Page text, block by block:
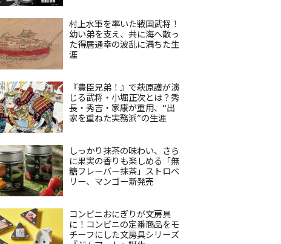
村上水軍を率いた戦国武将！
幼い弟を支え、共に海へ散っ
た得居通幸の波乱に満ちた生
涯
『豊臣兄弟！』で萩原護が演
じる武将・小堀正次とは？秀
長・秀吉・家康が重用、“出
家を重ねた実務派”の生涯
しっかり抹茶の味わい、さら
に果実の香りも楽しめる「無
糖フレーバー抹茶」ストロベ
リー、マンゴー新発売
コンビニおにぎりが文房具
に！コンビニの定番商品をモ
チーフにした文房具シリーズ